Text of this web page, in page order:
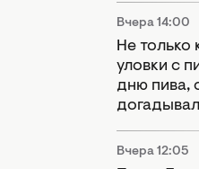
Вчера 14:00
Не только
уловки с
дню пива,
Вчера 12:05